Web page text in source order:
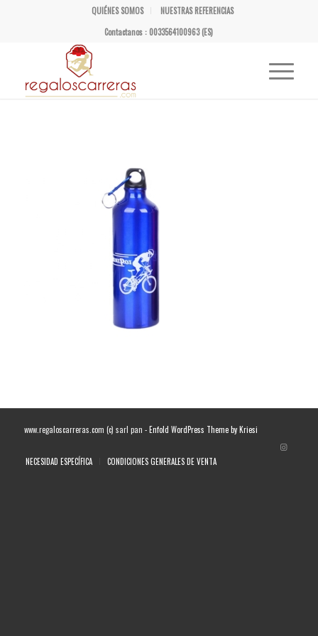
QUIÉNES SOMOS
NUESTRAS REFERENCIAS
Contactanos : 0033564100963 (ES)
www.regaloscarreras.com (c) sarl pan -Enfold WordPress Theme by Kriesi
NECESIDAD ESPECÍFICA CONDICIONES GENERALES DE VENTA